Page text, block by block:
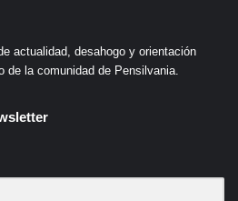
actualidad, desahogo y orientación
de la comunidad de Pensilvania.